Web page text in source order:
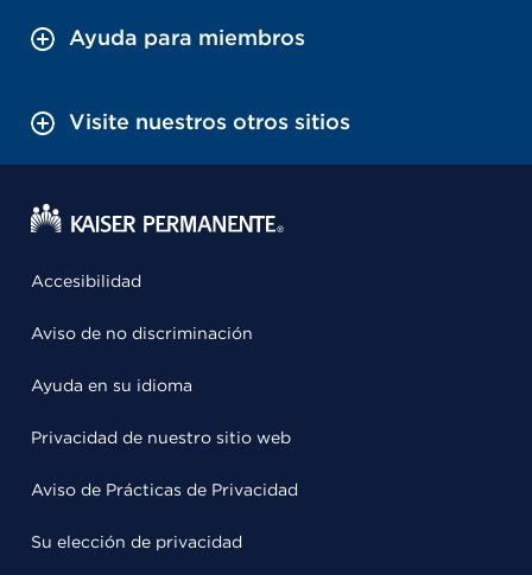
Ayuda para miembros
Visite nuestros otros sitios
Accesibilidad
Aviso de no discriminación
Ayuda en su idioma
Privacidad de nuestro sitio web
Aviso de Prácticas de Privacidad
Su elección de privacidad